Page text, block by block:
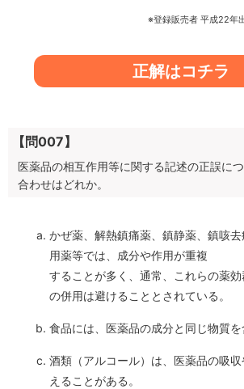
※登録販売者 平成22年
正解はコチラ
【問007】
医薬品の相互作用等に関する記述の正誤に
合わせはどれか。
かぜ薬、解熱鎮痛薬、鎮静薬、鎮咳
用薬等では、成分や作用が重複
することが多く、通常、これらの薬
の併用は避けることとされている。
食品には、医薬品の成分と同じ物質を
酒類（アルコール）は、医薬品の吸
えることがある。